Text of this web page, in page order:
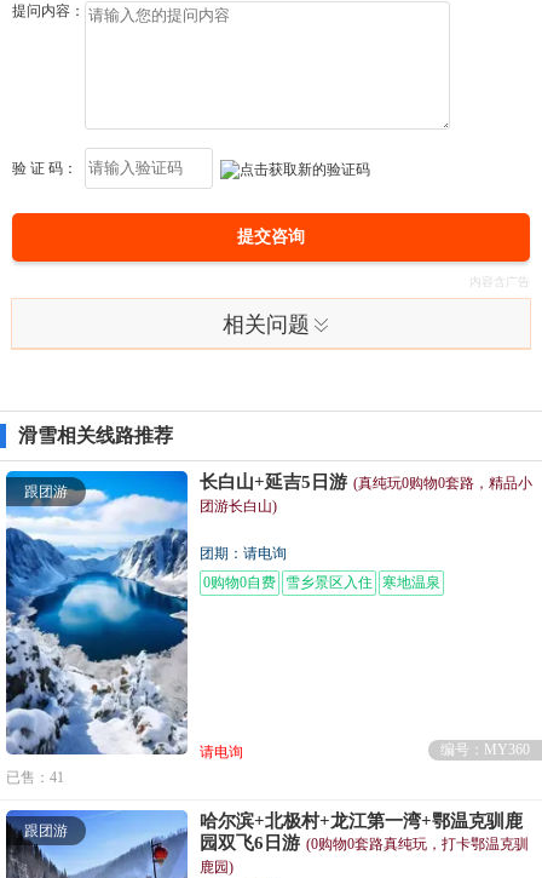
提问内容：
验 证 码：
提交咨询
相关问题
滑雪相关线路推荐
跟团游 长白山+延吉5日游 (真纯玩0购物0套路，精品小
团游长白山)
团期：请电询
0购物0自费
雪乡景区入住 寒地温泉
请电询
编号：MY360
已售：41
跟团游
哈尔滨+北极村+龙江第一湾+鄂温克驯鹿
园双飞6日游 (0购物0套路真纯玩，打卡鄂温克驯
鹿园)